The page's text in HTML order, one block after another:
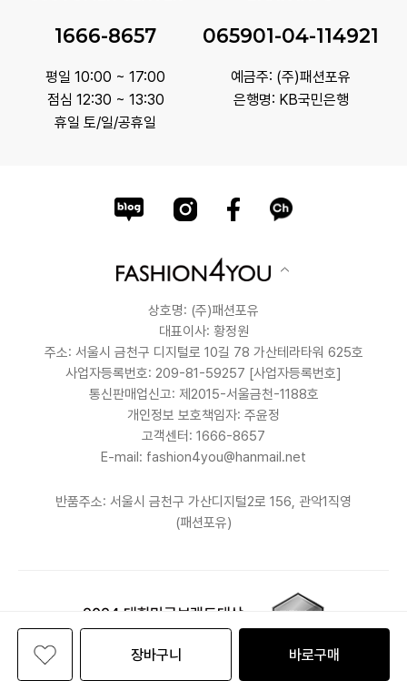
장바구니 바로구매
1666-8657
평일 10:00 ~ 17:00
점심 12:30 ~ 13:30
휴일 토/일/공휴일
065901-04-114921
예금주: (주)패션포유
은행명: KB국민은행
상호명: (주)패션포유
대표이사: 황정원
주소: 서울시 금천구 디지털로 10길 78 가산테라타워 625호
사업자등록번호: 209-81-59257 [사업자등록번호]
통신판매업신고: 제2015-서울금천-1188호
개인정보 보호책임자: 주윤정
고객센터: 1666-8657
E-mail: fashion4you@hanmail.net
반품주소: 서울시 금천구 가산디지털2로 156, 관악1직영
(패션포유)